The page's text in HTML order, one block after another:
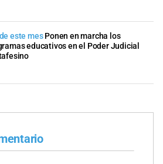
este mes Ponen en marcha los
educativos en el Poder Judicial